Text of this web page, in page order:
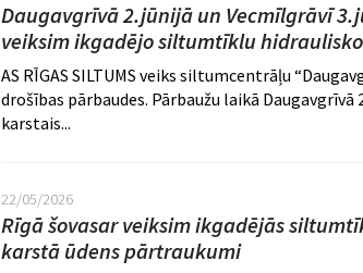
Daugavgrīvā 2.jūnijā un Vecmīlgrāvī
veiksim ikgadējo siltumtīklu
AS RĪGAS SILTUMS veiks siltumcentrāļu
drošības pārbaudes. Pārbaužu laikā
karstais...
22/05/2026
Rīgā šovasar veiksim ikgadējās
karstā ūdens pārtraukumi